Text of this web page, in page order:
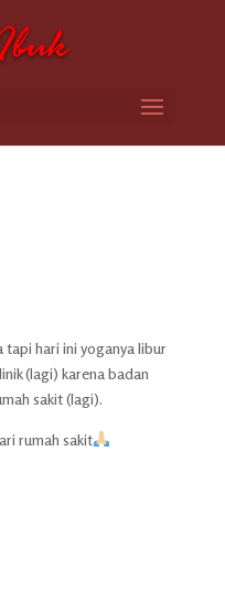
tapi hari ini yoganya libur
(lagi) karena badan
sakit (lagi).
rumah sakit